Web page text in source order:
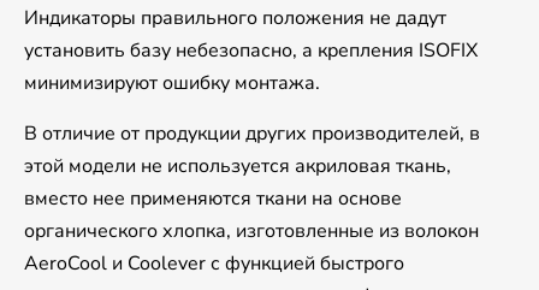
Индикаторы правильного положения не дадут
установить базу небезопасно, а крепления ISOFIX
минимизируют ошибку монтажа.
В отличие от продукции других производителей, в
этой модели не используется акриловая ткань,
вместо нее применяются ткани на основе
органического хлопка, изготовленные из волокон
AeroCool и Coolever с функцией быстрого